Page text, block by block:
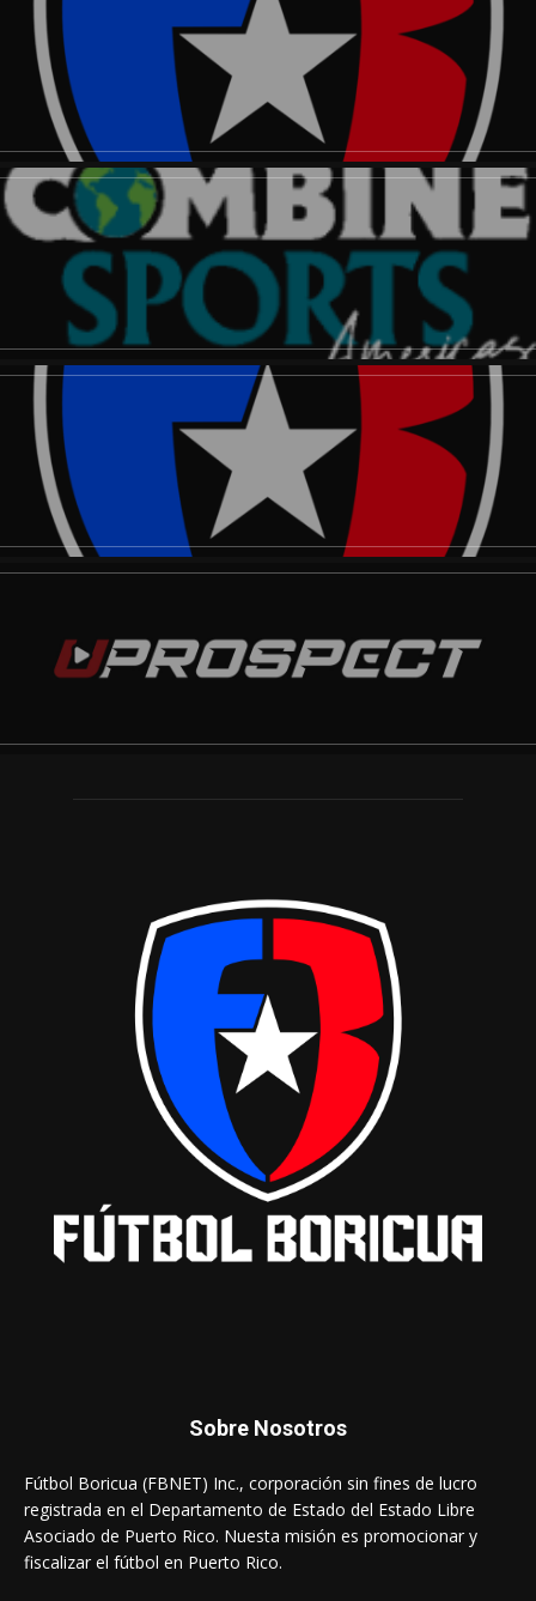
Sobre Nosotros
Fútbol Boricua (FBNET) Inc., corporación sin fines de lucro
registrada en el Departamento de Estado del Estado Libre
Asociado de Puerto Rico. Nuesta misión es promocionar y
fiscalizar el fútbol en Puerto Rico.